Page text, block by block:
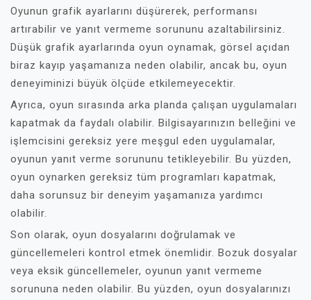
Oyunun grafik ayarlarını düşürerek, performansı
artırabilir ve yanıt vermeme sorununu azaltabilirsiniz.
Düşük grafik ayarlarında oyun oynamak, görsel açıdan
biraz kayıp yaşamanıza neden olabilir, ancak bu, oyun
deneyiminizi büyük ölçüde etkilemeyecektir.
Ayrıca, oyun sırasında arka planda çalışan uygulamaları
kapatmak da faydalı olabilir. Bilgisayarınızın belleğini ve
işlemcisini gereksiz yere meşgul eden uygulamalar,
oyunun yanıt verme sorununu tetikleyebilir. Bu yüzden,
oyun oynarken gereksiz tüm programları kapatmak,
daha sorunsuz bir deneyim yaşamanıza yardımcı
olabilir.
Son olarak, oyun dosyalarını doğrulamak ve
güncellemeleri kontrol etmek önemlidir. Bozuk dosyalar
veya eksik güncellemeler, oyunun yanıt vermeme
sorununa neden olabilir. Bu yüzden, oyun dosyalarınızı